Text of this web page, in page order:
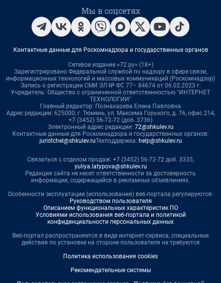
Мы в соцсетях
Контактные данные для Роскомнадзора и государственных органов
Сетевое издание «72.ру» (18+)
Зарегистрировано Федеральной службой по надзору в сфере связи,
информационных технологий и массовых коммуникаций (Роскомнадзор)
Запись о регистрации СМИ ЭЛ № ФС 77– 84674 от 06.02.2023 г.
Учредитель: Общество с ограниченной ответственностью "ИНТЕРНЕТ
ТЕХНОЛОГИИ"
Главный редактор: Познахарева Елена Павловна
Адрес редакции: 625000, г. Тюмень, ул. Максима Горького, д. 76, офис 214,
+7 (3452) 56-72-72 (доб. 3736)
Электронный адрес редакции: 72@shkulev.ru
Контактные данные для Роскомнадзора и государственных органов:
juristchel@shkulev.ruТехподдержка: help@shkulev.ru
Связаться с отделом продаж: +7 (3452) 56-72-72 доб. 3335,
yuliya.latypova@shkulev.ru
Редакция сайта не несет ответственности за достоверность
информации, содержащейся в рекламных объявлениях.
Особенности эксплуатации (использования) веб-портала регулируются:
Руководством пользователя
Описанием функциональных характеристик ПО
Условиями использования веб-портала и политикой
конфиденциальности персональных данных
Веб-портал распространяется в виде интернет-сервиса, специальные
действия по установке на стороне пользователя не требуются
Политика использования cookies
Рекомендательные системы